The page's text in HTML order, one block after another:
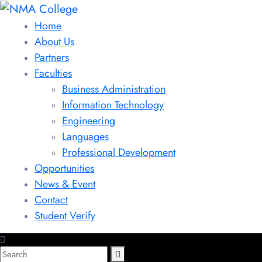
Home
About Us
Partners
Faculties
Business Administration
Information Technology
Engineering
Languages
Professional Development
Opportunities
News & Event
Contact
Student Verify